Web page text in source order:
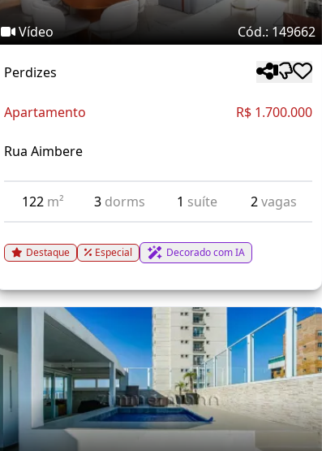
Vídeo Cód.: 149662
Perdizes
Apartamento R$ 1.700.000
Rua Aimbere
122 m² 3 dorms 1 suíte 2vagas
Destaque Especial Decorado com IA